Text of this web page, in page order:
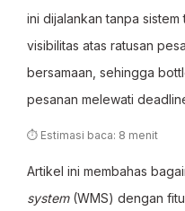
ini dijalankan tanpa
visibilitas atas ratusan
bersamaan, sehingga
pesanan melewati
⏱ Estimasi baca: 8 menit
Artikel ini membahas
system(WMS) dengan